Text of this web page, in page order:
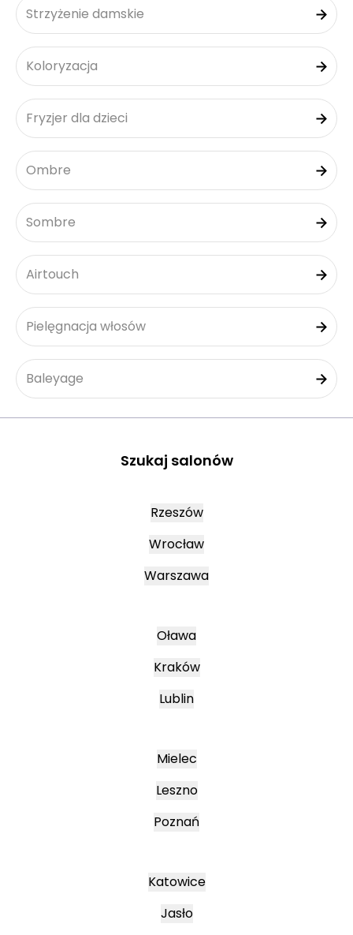
Strzyżenie damskie
Koloryzacja
Fryzjer dla dzieci
Ombre
Sombre
Airtouch
Pielęgnacja włosów
Baleyage
Szukaj salonów
Rzeszów
Wrocław
Warszawa
Oława
Kraków
Lublin
Mielec
Leszno
Poznań
Katowice
Jasło